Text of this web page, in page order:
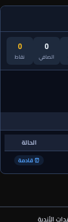
0
الصافي
0
نقاط
الحالة
⏰ قادمة